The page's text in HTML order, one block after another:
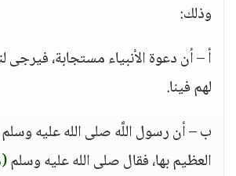
وذلك:
أ – أن دعوة الأنبياء مستجابة، فيرجى
لهم فينا.
ب – أن رسول اللَّه صلى الله عليه وسلم
العظيم بها، فقال صلى الله عليه وسلم